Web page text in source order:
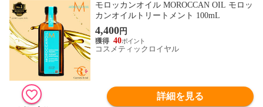
モロッカンオイル MOROCCAN OIL モロッ
カンオイルトリートメント 100mL
4,400円
40
コスメティックロイヤル
詳細を見る